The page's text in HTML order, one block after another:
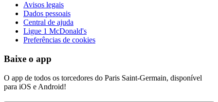
Avisos legais
Dados pessoais
Central de ajuda
Ligue 1 McDonald's
Preferências de cookies
Baixe o app
O app de todos os torcedores do Paris Saint-Germain, disponível
para iOS e Android!